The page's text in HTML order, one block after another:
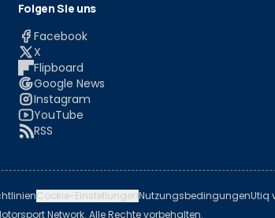
Folgen Sie uns
Facebook
X
Flipboard
Google News
Instagram
YouTube
RSS
Cookie-EinstellungenNutzungsbedingungenUtiq
Network. Alle Rechte vorbehalten.